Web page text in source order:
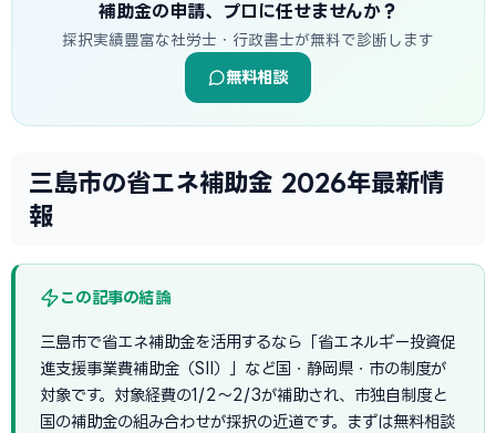
補助金の申請、プロに任せませんか？
採択実績豊富な社労士・行政書士が無料で診断します
無料相談
三島市の省エネ補助金 2026年最新情
報
この記事の結論
三島市で省エネ補助金を活用するなら「省エネルギー投資促
進支援事業費補助金（SII）」など国・静岡県・市の制度が
対象です。対象経費の1/2〜2/3が補助され、市独自制度と
国の補助金の組み合わせが採択の近道です。まずは無料相談